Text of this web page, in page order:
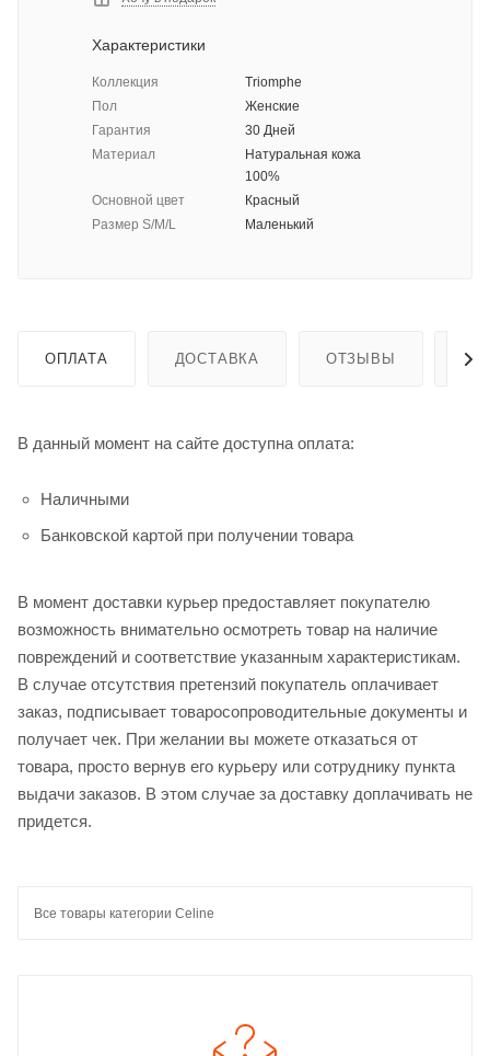
Характеристики
Коллекция
Triomphe
Пол
Женские
Гарантия
30 Дней
Материал
Натуральная кожа
100%
Основной цвет
Красный
Размер S/M/L
Маленький
ОПЛАТА ДОСТАВКА ОТЗЫВЫ
В данный момент на сайте доступна оплата:
Наличными
Банковской картой при получении товара
В момент доставки курьер предоставляет покупателю
возможность внимательно осмотреть товар на наличие
повреждений и соответствие указанным характеристикам.
В случае отсутствия претензий покупатель оплачивает
заказ, подписывает товаросопроводительные документы и
получает чек. При желании вы можете отказаться от
товара, просто вернув его курьеру или сотруднику пункта
выдачи заказов. В этом случае за доставку доплачивать не
придется.
Все товары категории Celine